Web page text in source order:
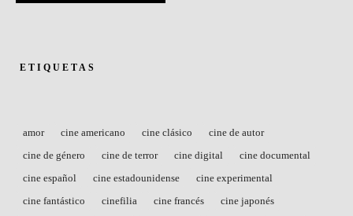
ETIQUETAS
amor cine americano cine clásico
cine de autor
cine de género
cine de terror cine digital
cine documental
cine español
cine estadounidense
cine experimental
cine fantástico
cinefilia cine francés
cine japonés